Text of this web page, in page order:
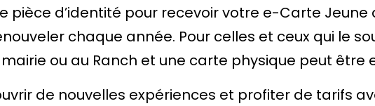
pièce d’identité pour recevoir votre e-Carte Jeune
chaque année. Pour celles et ceux qui le
ou au Ranch et une carte physique peut être
de nouvelles expériences et profiter de tarifs